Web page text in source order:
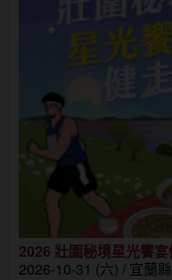
2026 壯圍秘境星光饗
2026-10-31 (六) / 宜蘭